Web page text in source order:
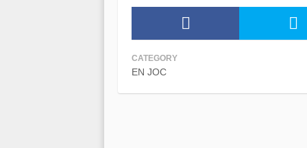
CATEGORY
EN JOC